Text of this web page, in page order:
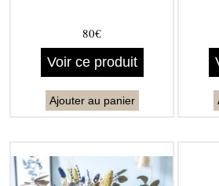
80€
Voir ce produit
Ajouter au panier